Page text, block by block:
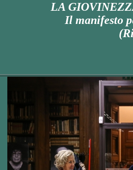
LA
Il manifesto